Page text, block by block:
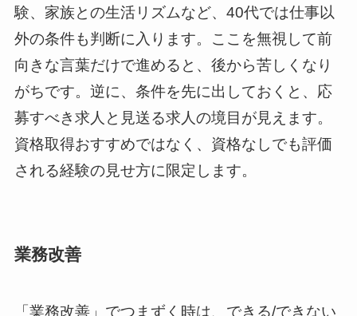
験、家族との生活リズムなど、40代では仕事以
外の条件も判断に入ります。ここを無視して前
向きな言葉だけで進めると、後から苦しくなり
がちです。逆に、条件を先に出しておくと、応
募すべき求人と見送る求人の境目が見えます。
資格取得おすすめではなく、資格なしでも評価
される経験の見せ方に限定します。
業務改善
「業務改善」でつまずく時は、できる/できない